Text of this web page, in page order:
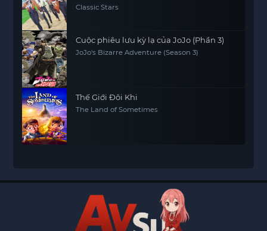
Classic Stars
Cuộc phiêu lưu kỳ lạ của JoJo (Phần 3)
JoJo's Bizarre Adventure (Season 3)
Thế Giới Đôi Khi
The Land of Sometimes